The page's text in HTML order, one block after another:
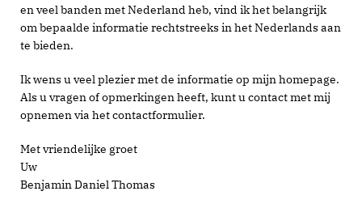
en veel banden met Nederland heb, vind ik het belangrijk
om bepaalde informatie rechtstreeks in het Nederlands aan
te bieden.
Ik wens u veel plezier met de informatie op mijn homepage.
Als u vragen of opmerkingen heeft, kunt u contact met mij
opnemen via het contactformulier.
Met vriendelijke groet
Uw
Benjamin Daniel Thomas